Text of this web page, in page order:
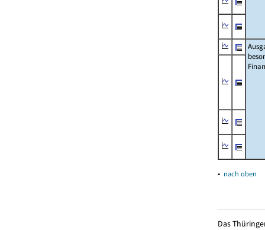
▴ nach oben
Das